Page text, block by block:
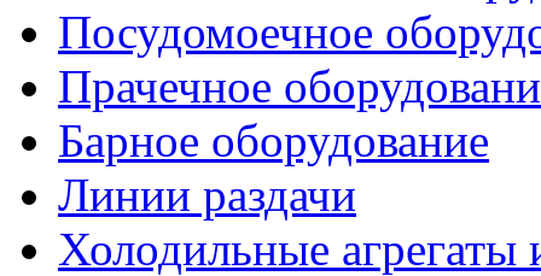
Посудомоечное
Прачечное
Барное оборудование
Линии раздачи
Холодильные агрегаты